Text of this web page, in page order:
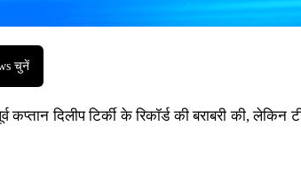
चुनें
दिलीप टिर्की के रिकॉर्ड की बराबरी की, लेकिन